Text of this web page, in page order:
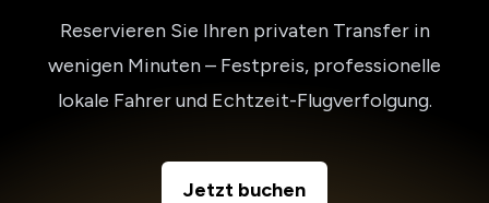
Reservieren Sie Ihren privaten Transfer in
wenigen Minuten – Festpreis, professionelle
lokale Fahrer und Echtzeit-Flugverfolgung.
Jetzt buchen